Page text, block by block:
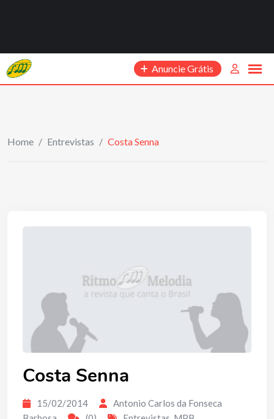
Anuncie Grátis
Home / Entrevistas / Costa Senna
Costa Senna
15/02/2014
Antonio Carlos da Fonseca